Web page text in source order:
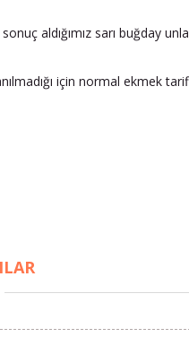
aldığımız sarı buğday
için normal ekmek